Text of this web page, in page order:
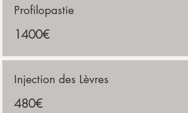
Profilopastie
1400€
Injection des Lèvres
480€